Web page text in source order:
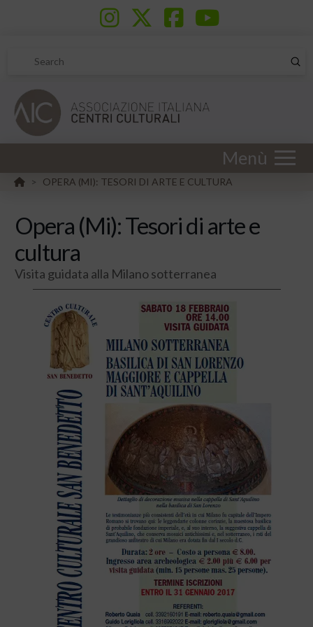
Search
Menù
HOME
> OPERA (MI): TESORI DI ARTE E CULTURA
Opera (Mi): Tesori di arte e
cultura
Visita guidata alla Milano sotterranea